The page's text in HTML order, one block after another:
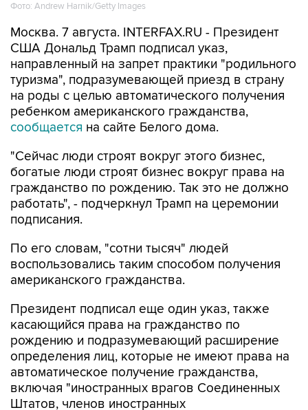
Фото: Andrew Harnik/Getty Images
Москва. 7 августа. INTERFAX.RU - Президент
США Дональд Трамп подписал указ,
направленный на запрет практики "родильного
туризма", подразумевающей приезд в страну
на роды с целью автоматического получения
ребенком американского гражданства,
сообщается на сайте Белого дома.
"Сейчас люди строят вокруг этого бизнес,
богатые люди строят бизнес вокруг права на
гражданство по рождению. Так это не должно
работать", - подчеркнул Трамп на церемонии
подписания.
По его словам, "сотни тысяч" людей
воспользовались таким способом получения
американского гражданства.
Президент подписал еще один указ, также
касающийся права на гражданство по
рождению и подразумевающий расширение
определения лиц, которые не имеют права на
автоматическое получение гражданства,
включая "иностранных врагов Соединенных
Штатов, членов иностранных